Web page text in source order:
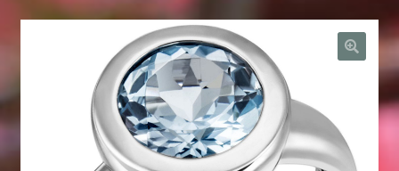
Beispiel-Seite
Geschenke zu Ostern 2023
Geschenke zu Ostern 2024